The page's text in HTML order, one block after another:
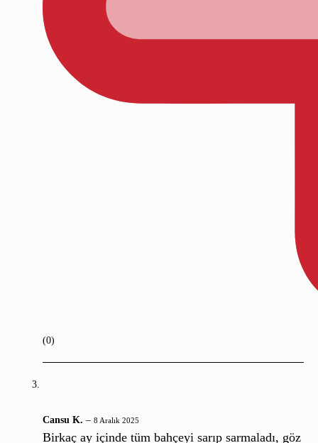
(0)
Cansu K. – 8 Aralık 2025
Birkaç ay içinde tüm bahçeyi sarıp sarmaladı, göz